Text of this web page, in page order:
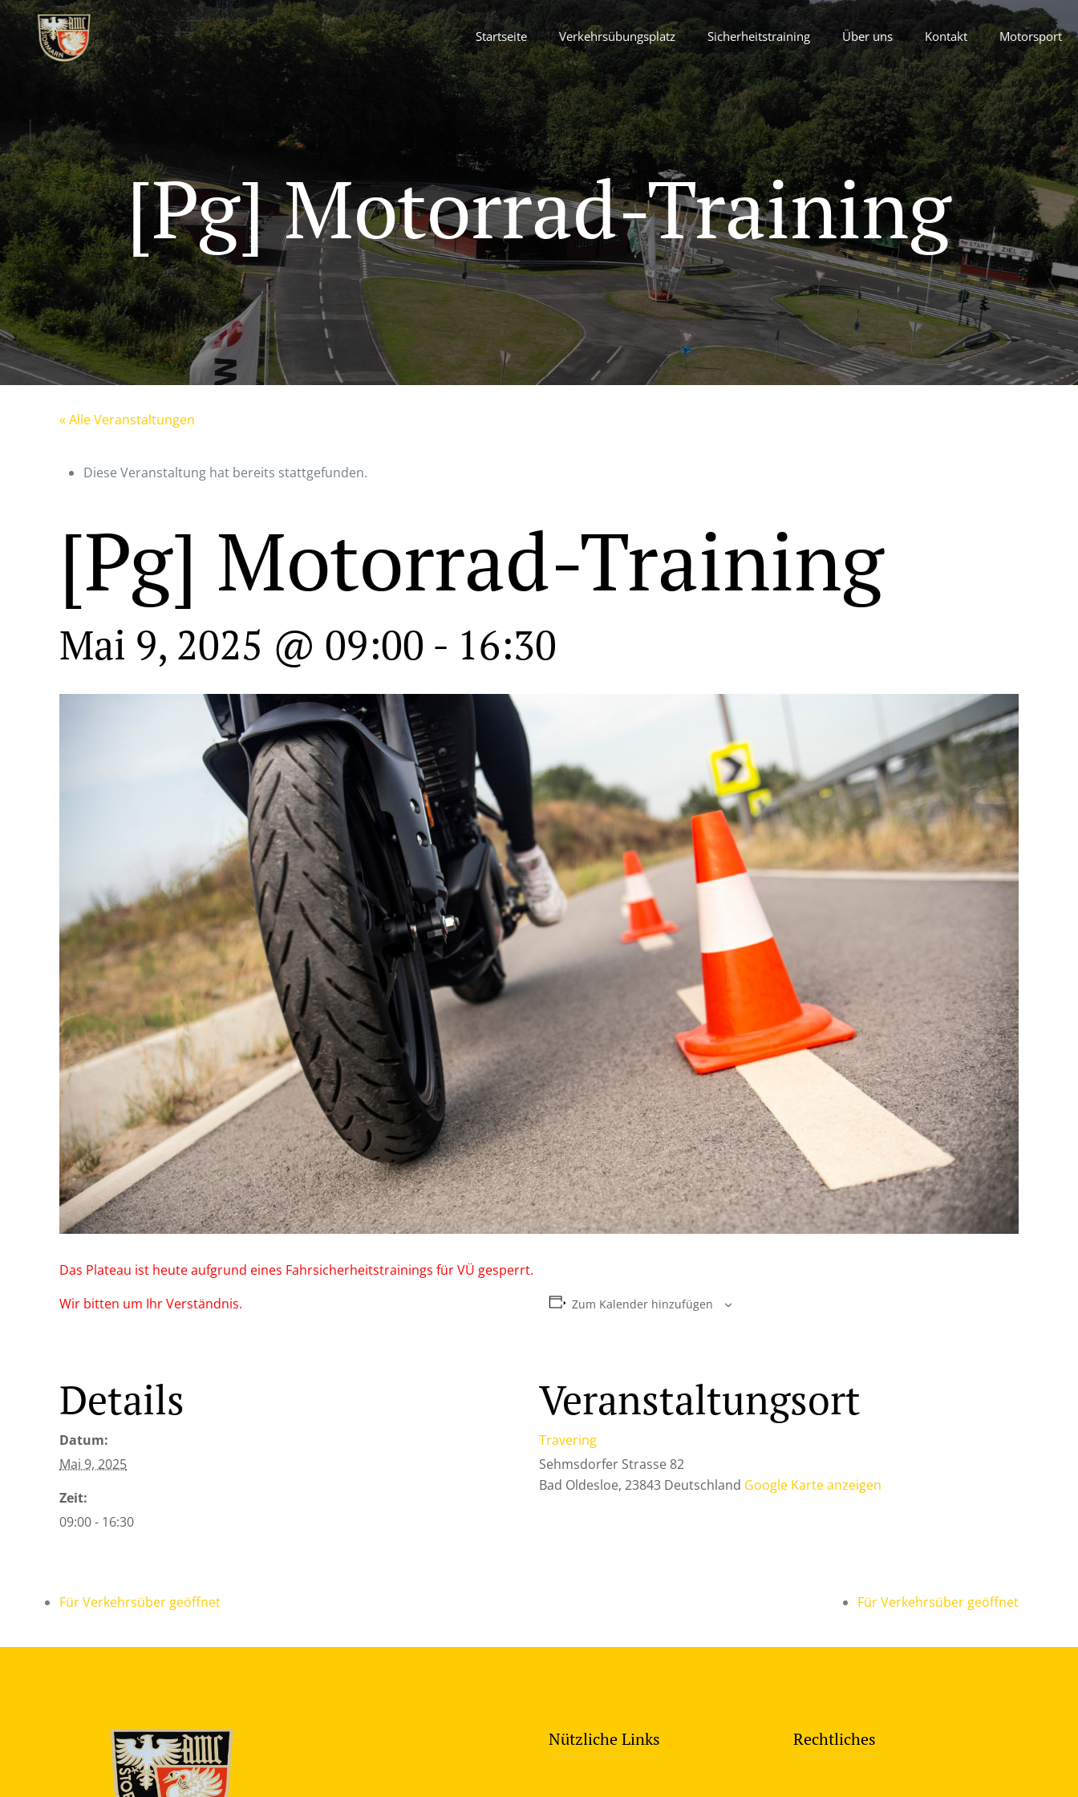
Startseite Verkehrsübungsplatz Sicherheitstraining Über uns Kontakt Motorsport
[Pg] Motorrad-Training
« Alle Veranstaltungen
Diese Veranstaltung hat bereits stattgefunden.
[Pg] Motorrad-Training
Mai 9, 2025 @ 09:00 - 16:30
Das Plateau ist heute aufgrund eines Fahrsicherheitstrainings für VÜ gesperrt.
Wir bitten um Ihr Verständnis.
Zum Kalender hinzufügen
Details
Datum:
Mai 9, 2025
Zeit:
09:00 - 16:30
Veranstaltungsort
Travering
Sehmsdorfer Strasse 82
Bad Oldesloe, 23843 Deutschland Google Karte anzeigen
Für Verkehrsüber geöffnet Für Verkehrsüber geöffnet
Nützliche Links Rechtliches